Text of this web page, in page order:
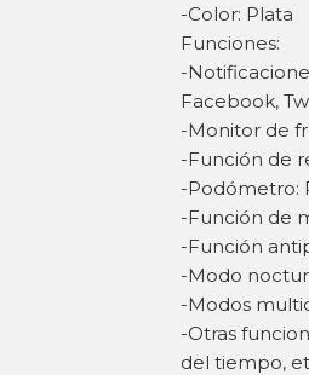
-Color: Plata
Funciones:
-
Facebook,
-Monitor de
-Función de
-Podómetro:
-Función de
-Función
-Modo
-Modos
-Otras
del tiempo,